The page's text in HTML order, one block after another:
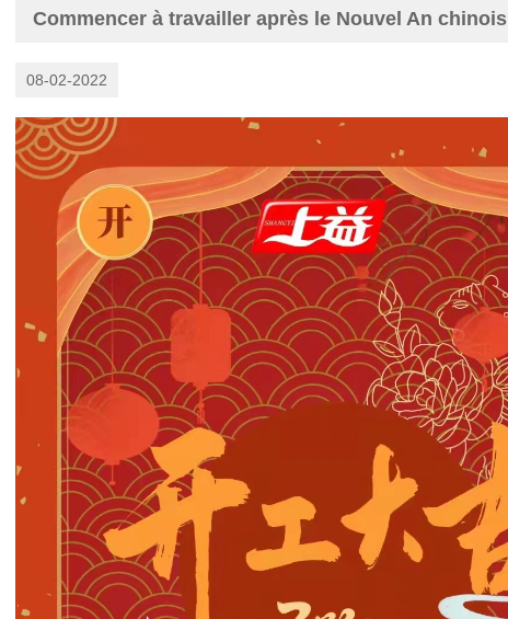
Commencer à travailler après le Nouvel An chinois
08-02-2022